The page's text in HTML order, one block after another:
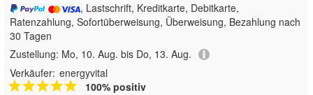
, Lastschrift, Kreditkarte, Debitkarte,
Ratenzahlung, Sofortüberweisung, Überweisung, Bezahlung nach
30 Tagen
Zustellung: Mo, 10. Aug. bis Do, 13. Aug.
Verkäufer: energyvital
100% positiv